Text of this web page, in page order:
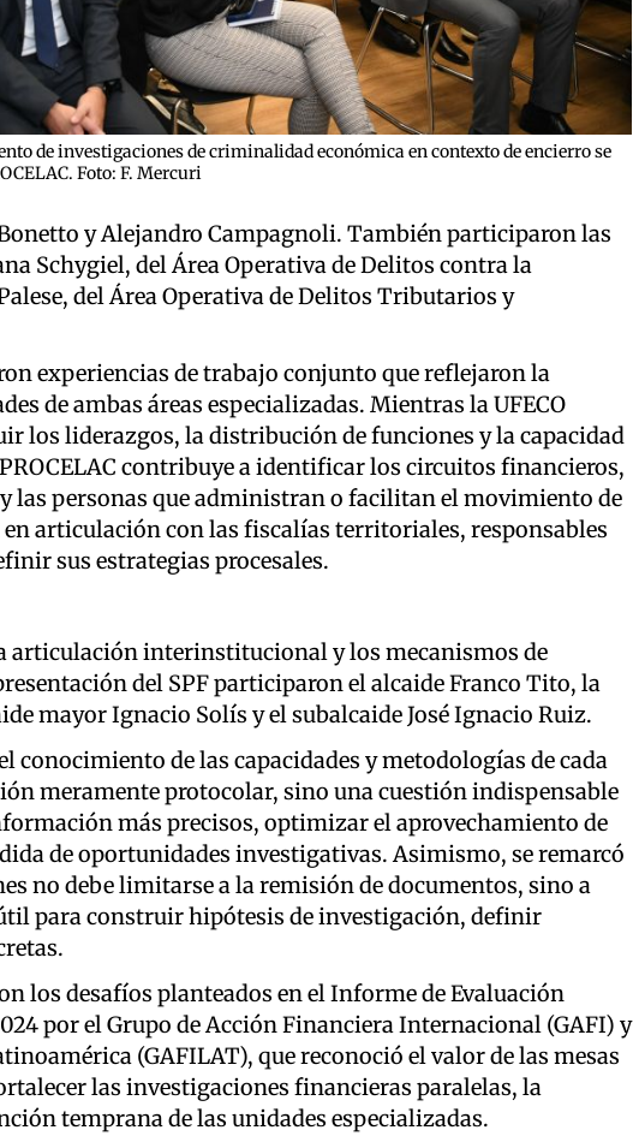
de investigaciones de criminalidad económica en contexto de encierro se
Foto: F. Mercuri
y Alejandro Campagnoli. También participaron las
Schygiel, del Área Operativa de Delitos contra la
del Área Operativa de Delitos Tributarios y
experiencias de trabajo conjunto que reflejaron la
de ambas áreas especializadas. Mientras la UFECO
los liderazgos, la distribución de funciones y la capacidad
contribuye a identificar los circuitos financieros,
las personas que administran o facilitan el movimiento de
en articulación con las fiscalías territoriales, responsables
sus estrategias procesales.
articulación interinstitucional y los mecanismos de
del SPF participaron el alcaide Franco Tito, la
mayor Ignacio Solís y el subalcaide José Ignacio Ruiz.
conocimiento de las capacidades y metodologías de cada
meramente protocolar, sino una cuestión indispensable
más precisos, optimizar el aprovechamiento de
de oportunidades investigativas. Asimismo, se remarcó
no debe limitarse a la remisión de documentos, sino a
para construir hipótesis de investigación, definir
los desafíos planteados en el Informe de Evaluación
por el Grupo de Acción Financiera Internacional (GAFI) y
(GAFILAT), que reconoció el valor de las mesas
las investigaciones financieras paralelas, la
temprana de las unidades especializadas.